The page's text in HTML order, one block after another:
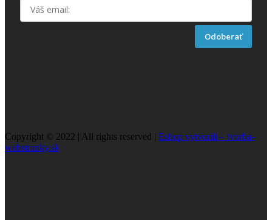
Odoberať
Copyright © 2022 | All rights reserved | Eshop vytvorili – tvorba-
webstranky.sk